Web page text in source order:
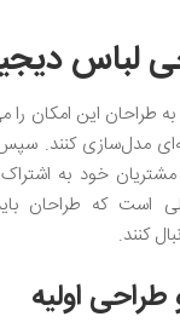
لباس
طراحان این امکان را
مدل‌سازی کنند.
خود به
است که طراحان
کنند.
طراحی اولیه